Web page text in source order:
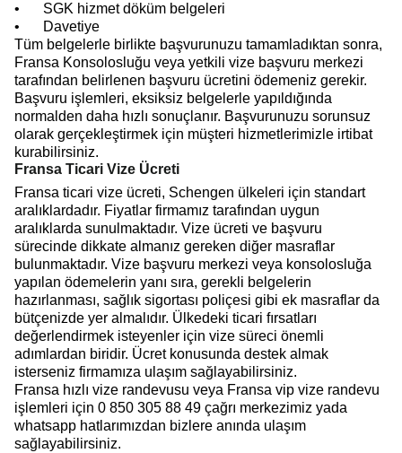
•
SGK hizmet döküm belgeleri
•
Davetiye
Tüm belgelerle birlikte başvurunuzu tamamladıktan sonra,
Fransa Konsolosluğu veya yetkili vize başvuru merkezi
tarafından belirlenen başvuru ücretini ödemeniz gerekir.
Başvuru işlemleri, eksiksiz belgelerle yapıldığında
normalden daha hızlı sonuçlanır. Başvurunuzu sorunsuz
olarak gerçekleştirmek için müşteri hizmetlerimizle irtibat
kurabilirsiniz.
Fransa Ticari Vize Ücreti
Fransa ticari vize ücreti, Schengen ülkeleri için standart
aralıklardadır. Fiyatlar firmamız tarafından uygun
aralıklarda sunulmaktadır. Vize ücreti ve başvuru
sürecinde dikkate almanız gereken diğer masraflar
bulunmaktadır. Vize başvuru merkezi veya konsolosluğa
yapılan ödemelerin yanı sıra, gerekli belgelerin
hazırlanması, sağlık sigortası poliçesi gibi ek masraflar da
bütçenizde yer almalıdır. Ülkedeki ticari fırsatları
değerlendirmek isteyenler için vize süreci önemli
adımlardan biridir. Ücret konusunda destek almak
isterseniz firmamıza ulaşım sağlayabilirsiniz.
Fransa hızlı vize randevusu veya Fransa vip vize randevu
işlemleri için 0 850 305 88 49 çağrı merkezimiz yada
whatsapp hatlarımızdan bizlere anında ulaşım
sağlayabilirsiniz.